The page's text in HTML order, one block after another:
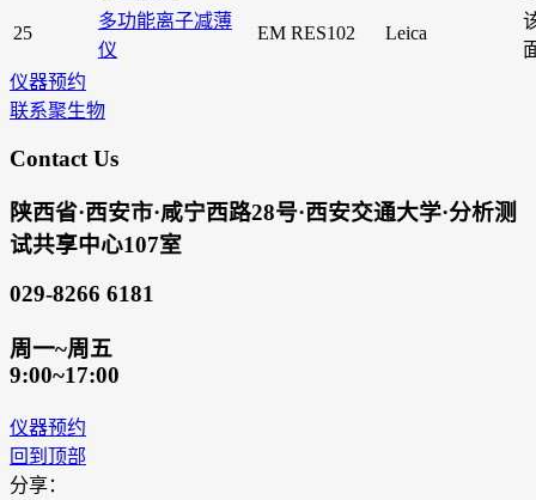
25
多功能离子减薄
仪
EM RES102 Leica
仪器预约
联系聚生物
Contact Us
陕西省·西安市·咸宁西路28号·西安交通大学·分析测
试共享中心107室
029-8266 6181
周一~周五
9:00~17:00
仪器预约
回到顶部
分享：